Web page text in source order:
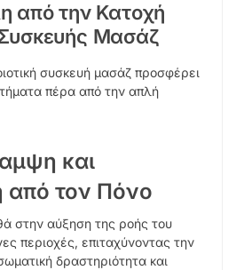
από την Κατοχή
Μασάζ
συσκευή μασάζ προσφέρει
πέρα από την απλή
και
από τον Πόνο
στην αύξηση της ροής του
περιοχές, επιταχύνοντας την
δραστηριότητα και